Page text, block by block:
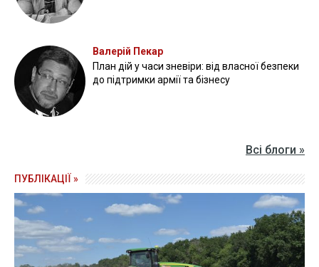
Валерій Пекар
План дій у часи зневіри: від власної безпеки
до підтримки армії та бізнесу
Всі блоги »
ПУБЛІКАЦІЇ »